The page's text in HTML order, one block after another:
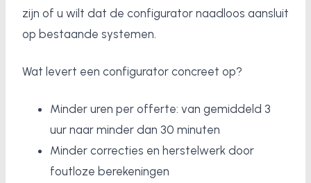
zijn of u wilt dat de configurator naadloos aansluit
op bestaande systemen.
Wat levert een configurator concreet op?
Minder uren per offerte: van gemiddeld 3
uur naar minder dan 30 minuten
Minder correcties en herstelwerk door
foutloze berekeningen